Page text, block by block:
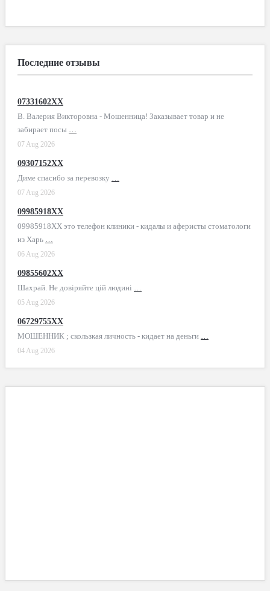
Последние отзывы
07331602XX
В. Валерия Викторовна - Мошенница! Заказывает товар и не
забирает посы …
07 Aug 2026
09307152XX
Диме спасибо за перевозку …
07 Aug 2026
09985918XX
09985918XX это телефон клиники - кидалы и аферисты стоматологи
из Харь …
06 Aug 2026
09855602XX
Шахрай. Не довіряйте цій людині …
05 Aug 2026
06729755XX
МОШЕННИК ; скользкая личность - кидает на деньги …
04 Aug 2026